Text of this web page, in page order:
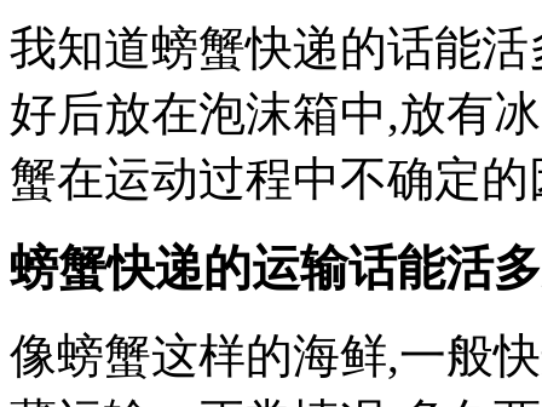
我知道螃蟹快递的话能
好后放在泡沫箱中,放有
蟹在运动过程中不确定
螃蟹快递的运输话能活
像螃蟹这样的海鲜,一般